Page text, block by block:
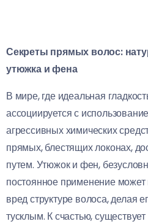
Секреты прямых волос:
утюжка и фена
В мире, где идеальная
ассоциируется с
агрессивных химических
прямых, блестящих локонах,
путем. Утюжок и фен,
постоянное применение
вред структуре волоса, делая
тусклым. К счастью,